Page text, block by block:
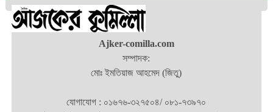
Ajker-comilla.com
সম্পাদক:
মোঃ ইমতিয়াজ আহমেদ (জিতু)
যোগাযোগ : ০১৬৭৬-৩২৭৫০৪/ ০৮১-৭৩৯৭০